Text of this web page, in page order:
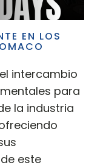
EN LOS
intercambio
para
la industria
este